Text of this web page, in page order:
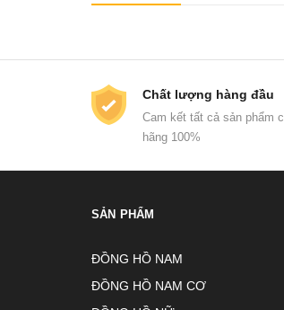
Chất lượng hàng đầu
Cam kết tất cả sản phẩm
hãng 100%
SẢN PHẨM
ĐỒNG HỒ NAM
ĐỒNG HỒ NAM CƠ